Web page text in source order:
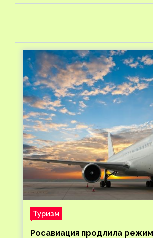
Туризм
Росавиация продлила режим